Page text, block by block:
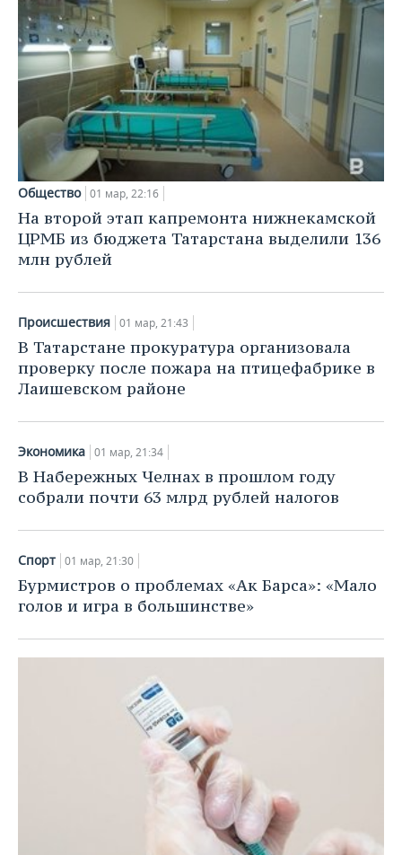
Общество 01 мар, 22:16
На второй этап капремонта нижнекамской
ЦРМБ из бюджета Татарстана выделили 136
млн рублей
Происшествия 01 мар, 21:43
В Татарстане прокуратура организовала
проверку после пожара на птицефабрике в
Лаишевском районе
Экономика 01 мар, 21:34
В Набережных Челнах в прошлом году
собрали почти 63 млрд рублей налогов
Спорт 01 мар, 21:30
Бурмистров о проблемах «Ак Барса»: «Мало
голов и игра в большинстве»